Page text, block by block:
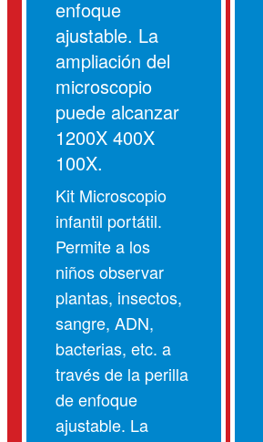
enfoque
ajustable. La
ampliación del
microscopio
puede alcanzar
1200X 400X
100X.
Kit Microscopio
infantil portátil.
Permite a los
niños observar
plantas, insectos,
sangre, ADN,
bacterias, etc. a
través de la perilla
de enfoque
ajustable. La